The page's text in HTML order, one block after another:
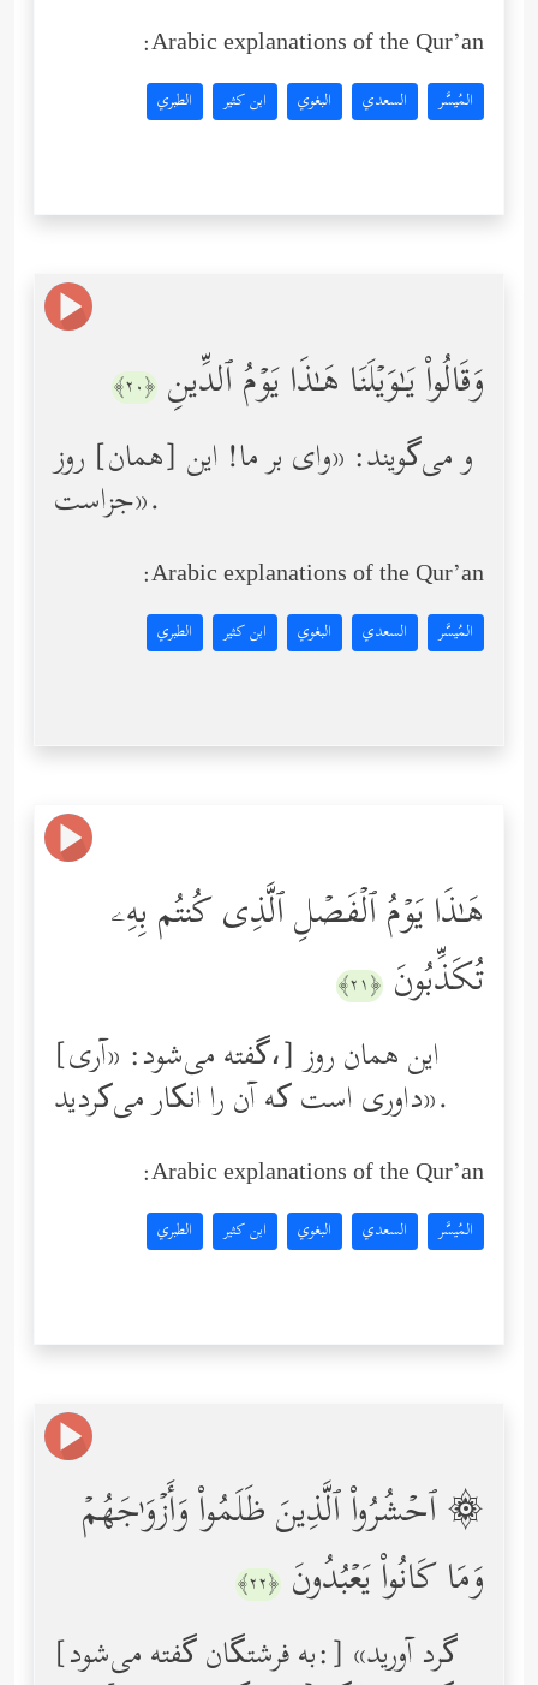
Arabic explanations of the Qur’an:
المُيسَّر السعدي البغوي ابن كثير الطبري
وَقَالُواْ یَـٰوَیۡلَنَا هَـٰذَا یَوۡمُ ٱلدِّینِ ﴿٢٠﴾
و می‌گویند: «وای بر ما! این [همان] روز
جزاست».
Arabic explanations of the Qur’an:
المُيسَّر السعدي البغوي ابن كثير الطبري
هَـٰذَا یَوۡمُ ٱلۡفَصۡلِ ٱلَّذِی كُنتُم بِهِۦ
تُكَذِّبُونَ ﴿٢١﴾
[گفته می‌شود: «آری،] این همان روز
داوری است که آن را انکار می‌کردید».
Arabic explanations of the Qur’an:
المُيسَّر السعدي البغوي ابن كثير الطبري
۞ ٱحۡشُرُواْ ٱلَّذِینَ ظَلَمُواْ وَأَزۡوَ ٰ⁠جَهُمۡ
وَمَا كَانُواْ یَعۡبُدُونَ ﴿٢٢﴾
[به فرشتگان گفته می‌شود:] «گرد آورید